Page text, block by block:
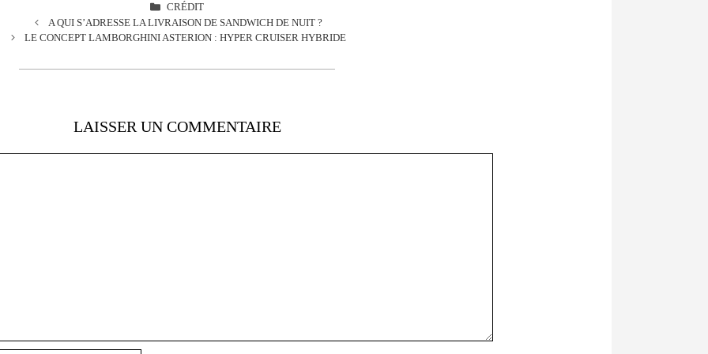
CATÉGORIES
CRÉDIT
A QUI S’ADRESSE LA LIVRAISON DE SANDWICH DE NUIT ?
LE CONCEPT LAMBORGHINI ASTERION : HYPER CRUISER HYBRIDE
LAISSER UN COMMENTAIRE